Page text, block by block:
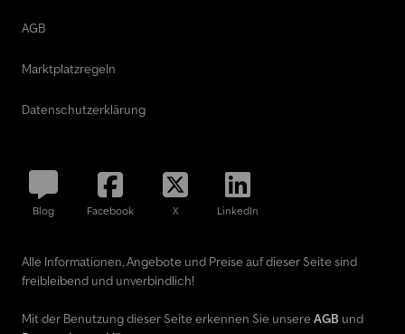
AGB
Marktplatzregeln
Datenschutzerklärung
Blog Facebook X LinkedIn
Alle Informationen, Angebote und Preise auf dieser Seite sind
freibleibend und unverbindlich!
Mit der Benutzung dieser Seite erkennen Sie unsere AGB und